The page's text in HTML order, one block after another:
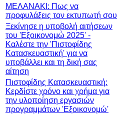
ΜΕΛΑΝΑΚΙ: Πως να
προφυλάξεις τον εκτυπωτή σου
Ξεκίνησε η υποβολή αιτήσεων
του 'Εξοικονομώ 2025' -
Καλέστε την 'Πιστοφίδης
Κατασκευαστική' για να
υποβάλλει και τη δική σας
αίτηση
Πιστοφίδης Κατασκευαστική:
Κερδίστε χρόνο και χρήμα για
την υλοποίηση εργασιών
προγραμμάτων 'Εξοικονομώ'